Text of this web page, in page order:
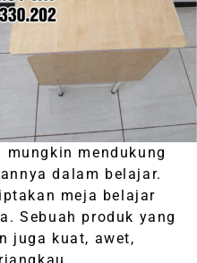
mendukung
dalam belajar.
meja belajar
Sebuah produk yang
juga kuat, awet,